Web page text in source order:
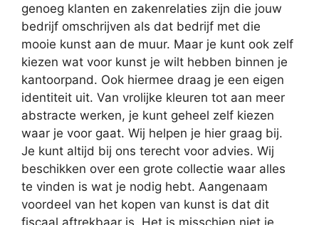
genoeg klanten en zakenrelaties zijn die jouw
bedrijf omschrijven als dat bedrijf met die
mooie kunst aan de muur. Maar je kunt ook zelf
kiezen wat voor kunst je wilt hebben binnen je
kantoorpand. Ook hiermee draag je een eigen
identiteit uit. Van vrolijke kleuren tot aan meer
abstracte werken, je kunt geheel zelf kiezen
waar je voor gaat. Wij helpen je hier graag bij.
Je kunt altijd bij ons terecht voor advies. Wij
beschikken over een grote collectie waar alles
te vinden is wat je nodig hebt. Aangenaam
voordeel van het kopen van kunst is dat dit